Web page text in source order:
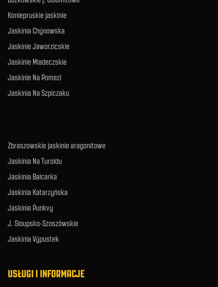
Koniepruskie jaskinie
Jaskinia Chýnowska
Jaskinie Jaworzicskie
Jaskinie Mladeczskie
Jaskinie Na Pomezi
Jaskinia Na Szpiczaku
Zbraszowskie jaskinie aragonitowe
Jaskinia Na Turoldu
Jaskinia Balcarka
Jaskinia Katarzyńska
Jaskinie Punkvy
J. Sloupsko-Szoszówskie
Jaskinia Výpustek
USŁUGI I INFORMACJE